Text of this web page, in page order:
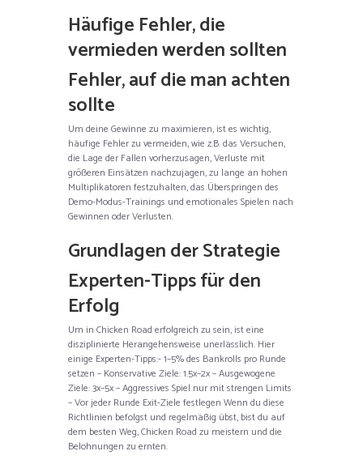
Häufige Fehler, die
vermieden werden sollten
Fehler, auf die man achten
sollte
Um deine Gewinne zu maximieren, ist es wichtig,
häufige Fehler zu vermeiden, wie z.B. das Versuchen,
die Lage der Fallen vorherzusagen, Verluste mit
größeren Einsätzen nachzujagen, zu lange an hohen
Multiplikatoren festzuhalten, das Überspringen des
Demo-Modus-Trainings und emotionales Spielen nach
Gewinnen oder Verlusten.
Grundlagen der Strategie
Experten-Tipps für den
Erfolg
Um in Chicken Road erfolgreich zu sein, ist eine
disziplinierte Herangehensweise unerlässlich. Hier
einige Experten-Tipps:- 1–5% des Bankrolls pro Runde
setzen – Konservative Ziele: 1.5x–2x – Ausgewogene
Ziele: 3x–5x – Aggressives Spiel nur mit strengen Limits
– Vor jeder Runde Exit-Ziele festlegen Wenn du diese
Richtlinien befolgst und regelmäßig übst, bist du auf
dem besten Weg, Chicken Road zu meistern und die
Belohnungen zu ernten.